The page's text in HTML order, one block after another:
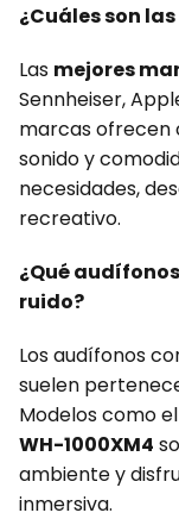
¿Cuáles son
Las mejores
Sennheiser,
marcas ofrecen
sonido y
necesidades,
recreativo.
¿Qué
ruido?
Los audífonos
suelen
Modelos como el
WH-1000XM4
ambiente y
inmersiva.